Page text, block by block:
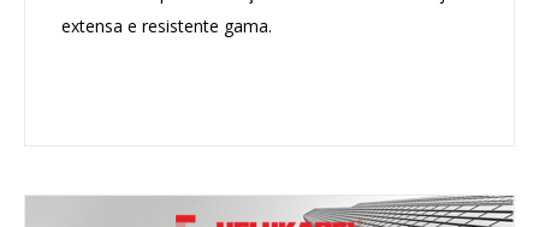
extensa e resistente gama.